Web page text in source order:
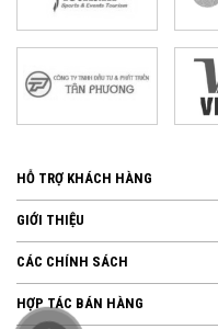
HỖ TRỢ KHÁCH HÀNG
GIỚI THIỆU
CÁC CHÍNH SÁCH
HỢP TÁC BÁN HÀNG